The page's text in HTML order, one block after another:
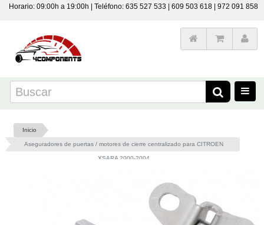
Horario: 09:00h a 19:00h | Teléfono: 635 527 533 | 609 503 618 | 972 091 858
Inicio
Aseguradores de puertas / motores de cierre centralizado para CITROEN
XSARA 2000-2004